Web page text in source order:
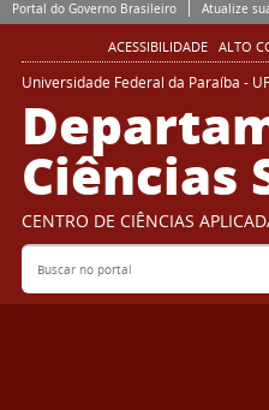
Portal do Governo Brasileiro Atualize
ACESSIBILIDADE ALTO
Universidade Federal da Paraíba -
Ciências
CENTRO DE CIÊNCIAS
Buscar no portal